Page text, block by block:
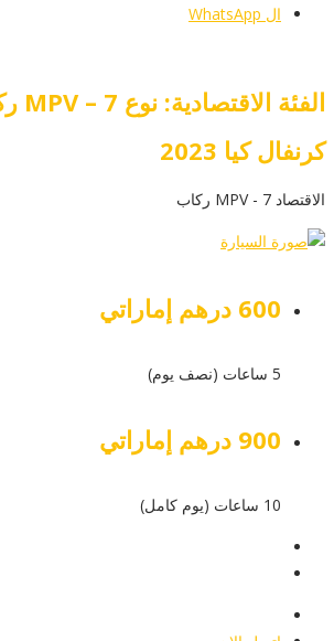
ال WhatsApp
الفئة الاقتصادية: نوع MPV – 7 ركاب
كرنفال كيا 2023
الاقتصاد MPV - 7 ركاب
600 درهم إماراتي
5 ساعات (نصف يوم)
900 درهم إماراتي
10 ساعات (يوم كامل)